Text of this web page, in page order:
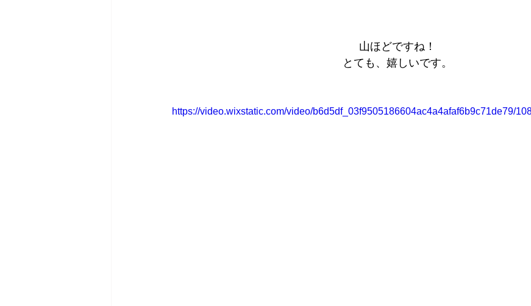
山ほどですね！
とても、嬉しいです。
https://video.wixstatic.com/video/b6d5df_03f9505186604ac4a4afaf6b9c71de79/